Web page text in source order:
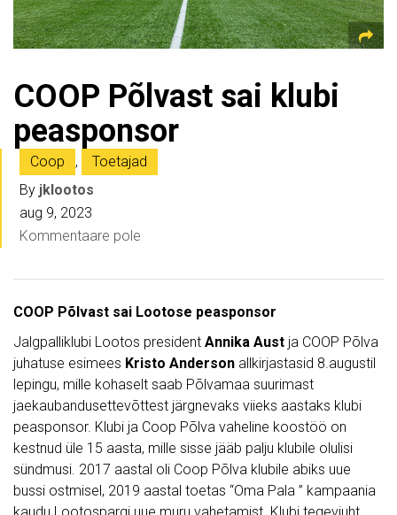
COOP Põlvast sai klubi
peasponsor
Coop ,
Toetajad
By jklootos
aug 9, 2023
Kommentaare pole
COOP Põlvast sai Lootose peasponsor
Jalgpalliklubi Lootos president Annika Aust ja COOP Põlva
juhatuse esimees Kristo Anderson allkirjastasid 8.augustil
lepingu, mille kohaselt saab Põlvamaa suurimast
jaekaubandusettevõttest järgnevaks viieks aastaks klubi
peasponsor. Klubi ja Coop Põlva vaheline koostöö on
kestnud üle 15 aasta, mille sisse jääb palju klubile olulisi
sündmusi. 2017 aastal oli Coop Põlva klubile abiks uue
bussi ostmisel, 2019 aastal toetas “Oma Pala ” kampaania